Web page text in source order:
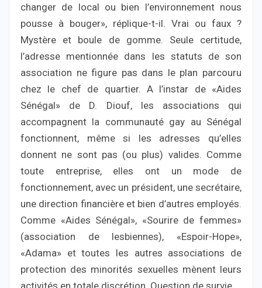
changer de local ou bien l’environnement nous
pousse à bouger», réplique-t-il. Vrai ou faux ?
Mystère et boule de gomme. Seule certitude,
l’adresse mentionnée dans les statuts de son
association ne figure pas dans le plan parcouru
chez le chef de quartier. A l’instar de «Aides
Sénégal» de D. Diouf, les associations qui
accompagnent la communauté gay au Sénégal
fonctionnent, même si les adresses qu’elles
donnent ne sont pas (ou plus) valides. Comme
toute entreprise, elles ont un mode de
fonctionnement, avec un président, une secrétaire,
une direction financière et bien d’autres employés.
Comme «Aides Sénégal», «Sourire de femmes»
(association de lesbiennes), «Espoir-Hope»,
«Adama» et toutes les autres associations de
protection des minorités sexuelles mènent leurs
activités en totale discrétion. Question de survie.